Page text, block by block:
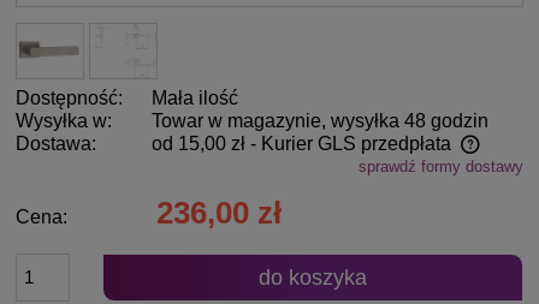
Dostępność:
Mała ilość
Wysyłka w:
Towar w magazynie, wysyłka 48 godzin
Dostawa:
od 15,00 zł - Kurier GLS przedpłata
Cena nie zawiera ewentualnych kosztów płatnościsprawdź formy dostawy
Cena: 236,00 zł
do koszyka